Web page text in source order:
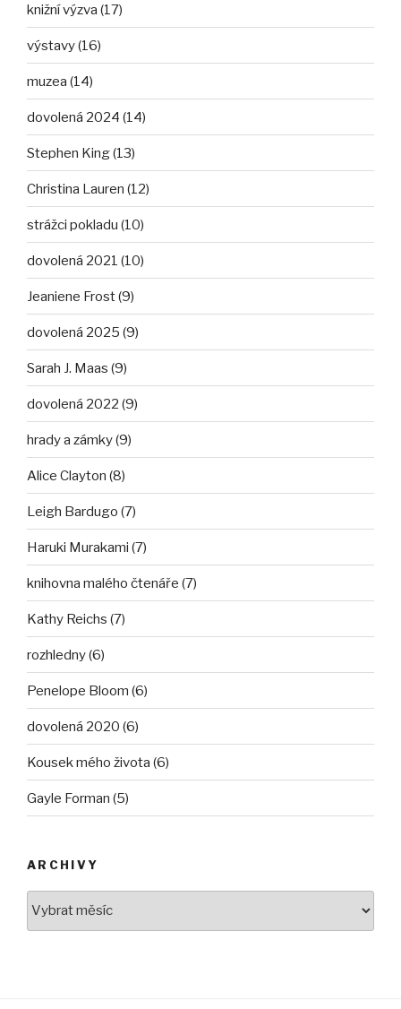
knižní výzva (17)
výstavy (16)
muzea (14)
dovolená 2024 (14)
Stephen King (13)
Christina Lauren (12)
strážci pokladu (10)
dovolená 2021 (10)
Jeaniene Frost (9)
dovolená 2025 (9)
Sarah J. Maas (9)
dovolená 2022 (9)
hrady a zámky (9)
Alice Clayton (8)
Leigh Bardugo (7)
Haruki Murakami (7)
knihovna malého čtenáře (7)
Kathy Reichs (7)
rozhledny (6)
Penelope Bloom (6)
dovolená 2020 (6)
Kousek mého života (6)
Gayle Forman (5)
ARCHIVY